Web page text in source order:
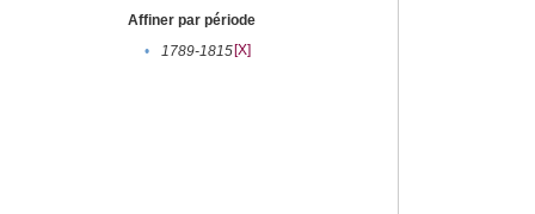
Affiner par période
•
1789-1815[X]